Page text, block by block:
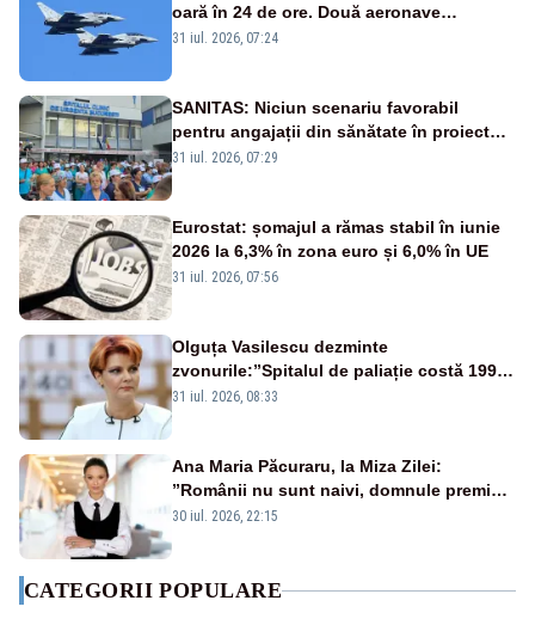
oară în 24 de ore. Două aeronave
Eurofighter britanice au fost ridicate de la
31 iul. 2026, 07:24
SANITAS: Niciun scenariu favorabil
pentru angajații din sănătate în proiectul
Legii salarizării
31 iul. 2026, 07:29
Eurostat: șomajul a rămas stabil în iunie
2026 la 6,3% în zona euro și 6,0% în UE
31 iul. 2026, 07:56
Olguța Vasilescu dezminte
zvonurile:”Spitalul de paliație costă 199
de milioane de euro, nu 500 de milioane”
31 iul. 2026, 08:33
Ana Maria Păcuraru, la Miza Zilei:
”Românii nu sunt naivi, domnule premier
Bolojan”
30 iul. 2026, 22:15
CATEGORII POPULARE